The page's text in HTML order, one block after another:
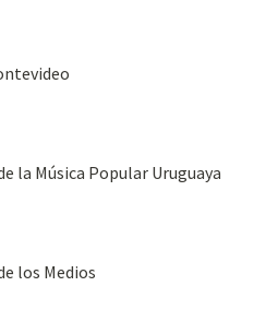
la Música Popular Uruguaya
los Medios